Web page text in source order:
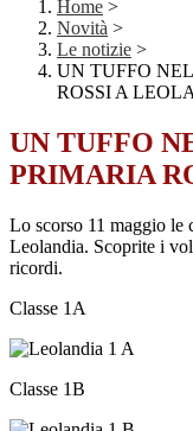
Home >
Novità >
Le notizie >
UN TUFFO
ROSSI A
UN TUFFO
PRIMARIA
Lo scorso 11 maggio le
Leolandia. Scoprite i
ricordi.
Classe 1A
Classe 1B